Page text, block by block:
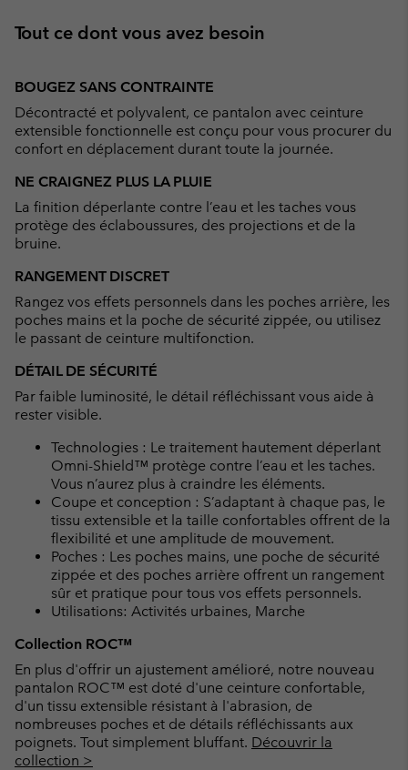
Tout ce dont vous avez besoin
BOUGEZ SANS CONTRAINTE
Décontracté et polyvalent, ce pantalon avec ceinture
extensible fonctionnelle est conçu pour vous procurer du
confort en déplacement durant toute la journée.
NE CRAIGNEZ PLUS LA PLUIE
La finition déperlante contre l’eau et les taches vous
protège des éclaboussures, des projections et de la
bruine.
RANGEMENT DISCRET
Rangez vos effets personnels dans les poches arrière, les
poches mains et la poche de sécurité zippée, ou utilisez
le passant de ceinture multifonction.
DÉTAIL DE SÉCURITÉ
Par faible luminosité, le détail réfléchissant vous aide à
rester visible.
Technologies : Le traitement hautement déperlant
Omni-Shield™ protège contre l’eau et les taches.
Vous n’aurez plus à craindre les éléments.
Coupe et conception : S’adaptant à chaque pas, le
tissu extensible et la taille confortables offrent de la
flexibilité et une amplitude de mouvement.
Poches : Les poches mains, une poche de sécurité
zippée et des poches arrière offrent un rangement
sûr et pratique pour tous vos effets personnels.
Utilisations: Activités urbaines, Marche
Collection ROC™
En plus d'offrir un ajustement amélioré, notre nouveau
pantalon ROC™ est doté d'une ceinture confortable,
d'un tissu extensible résistant à l'abrasion, de
nombreuses poches et de détails réfléchissants aux
poignets. Tout simplement bluffant. Découvrir la
collection >